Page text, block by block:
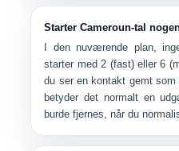
Starter Cameroun-tal
I den nuværende plan,
starter med2 (fast) eller6
du ser en kontakt gemt som
betyder det normalt en
burde fjernes, når du